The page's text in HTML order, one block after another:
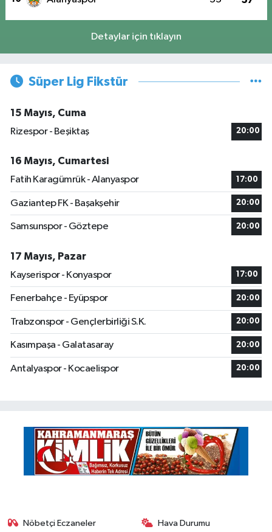
Detaylar için tıklayın
Süper Lig Fikstür
15 Mayıs, Cuma
Rizespor - Beşiktaş
20:00
16 Mayıs, Cumartesi
Fatih Karagümrük - Alanyaspor
17:00
Gaziantep FK - Başakşehir 20:00
Samsunspor - Göztepe 20:00
17 Mayıs, Pazar
Kayserispor - Konyaspor
17:00
Fenerbahçe - Eyüpspor 20:00
Trabzonspor - Gençlerbirliği S.K. 20:00
Kasımpaşa - Galatasaray 20:00
Antalyaspor - Kocaelispor 20:00
Nöbetçi Eczaneler Hava Durumu